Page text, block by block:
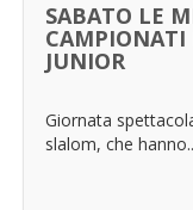
SABATO LE
CAMPIONATI
JUNIOR
Giornata
slalom, che